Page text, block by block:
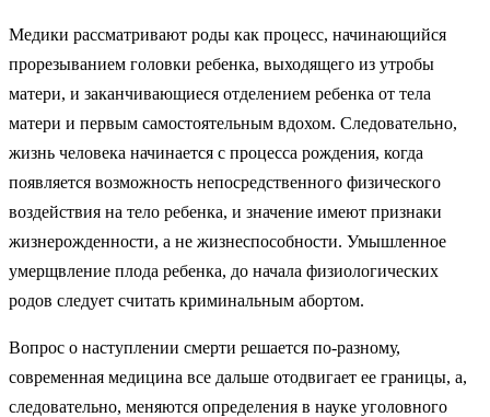
Медики рассматривают роды как процесс, начинающийся
прорезыванием головки ребенка, выходящего из утробы
матери, и заканчивающиеся отделением ребенка от тела
матери и первым самостоятельным вдохом. Следовательно,
жизнь человека начинается с процесса рождения, когда
появляется возможность непосредственного физического
воздействия на тело ребенка, и значение имеют признаки
жизнерожденности, а не жизнеспособности. Умышленное
умерщвление плода ребенка, до начала физиологических
родов следует считать криминальным абортом.
Вопрос о наступлении смерти решается по-разному,
современная медицина все дальше отодвигает ее границы, а,
следовательно, меняются определения в науке уголовного